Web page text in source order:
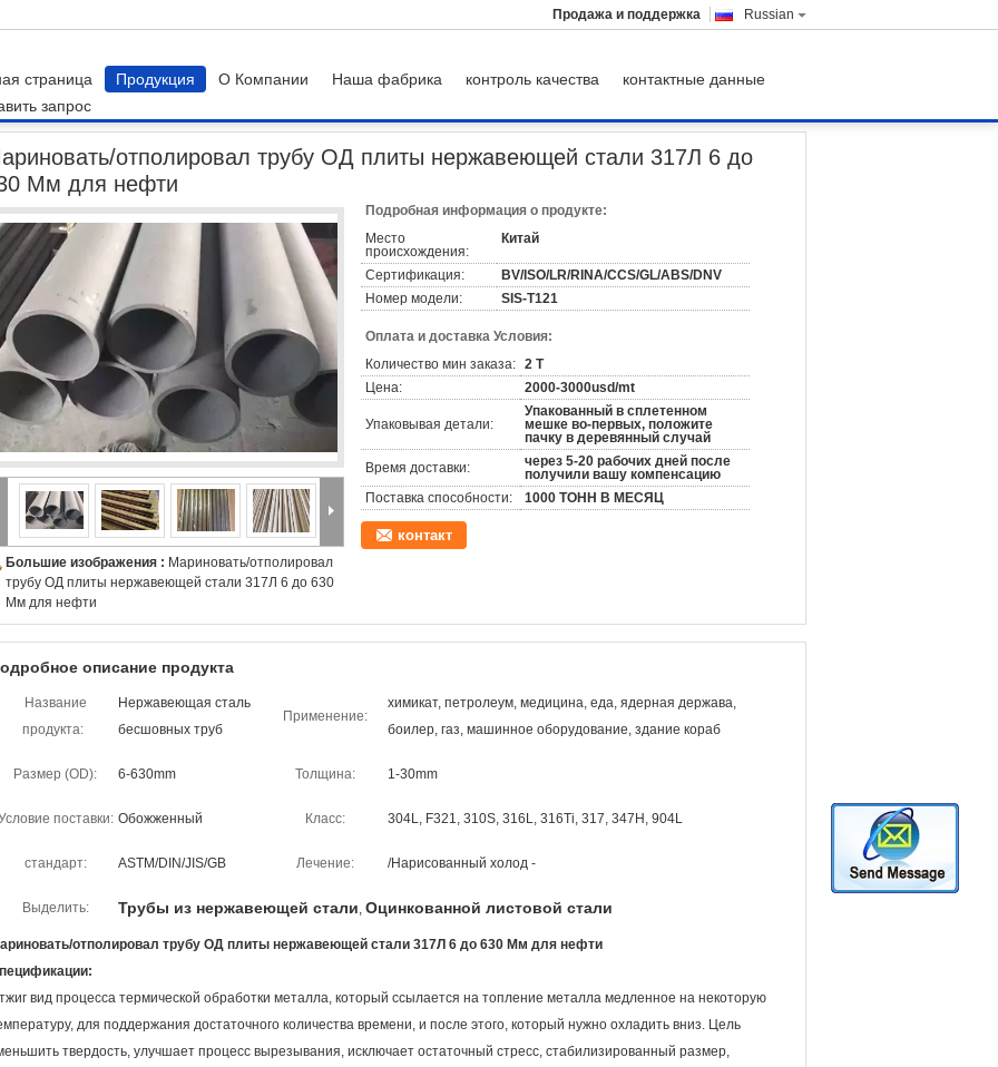
Russian
Продажа и поддержка
страница Продукция О Компании Наша фабрика контроль качества
контактные данные
запрос
пластины
отполировал трубу ОД плиты нержавеющей стали 317Л 6 до
Мм для нефти
Большие изображения : Мариновать/отполировал
трубу ОД плиты нержавеющей стали 317Л 6 до 630
Мм для нефти
Подробная информация о продукте:
Место
происхождения:
Китай
Сертификация:
BV/ISO/LR/RINA/CCS/GL/ABS/DNV
Номер модели:
SIS-T121
Оплата и доставка Условия:
Количество мин заказа: 2 Т
Цена:
2000-3000usd/mt
Упаковывая детали:
Упакованный в сплетенном
мешке во-первых, положите
пачку в деревянный случай
Время доставки:
через 5-20 рабочих дней после
получили вашу компенсацию
Поставка способности:
1000 ТОНН В МЕСЯЦ
контакт
описание продукта
Название
продукта:
Нержавеющая сталь
бесшовных труб
Применение:
химикат, петролеум, медицина, еда, ядерная держава,
боилер, газ, машинное оборудование, здание кораб
Размер (OD): 6-630mm Толщина: 1-30mm
поставки: Обожженный Класс: 304L, F321, 310S, 316L, 316Ti, 317, 347H, 904L
стандарт: ASTM/DIN/JIS/GB Лечение: /Нарисованный холод -
Выделить: Трубы из нержавеющей стали, Оцинкованной листовой стали
отполировал трубу ОД плиты нержавеющей стали 317Л 6 до 630 Мм для нефти
вид процесса термической обработки металла, который ссылается на топление металла медленное на некоторую
для поддержания достаточного количества времени, и после этого, который нужно охладить вниз. Цель
твердость, улучшает процесс вырезывания, исключает остаточный стресс, стабилизированный размер,